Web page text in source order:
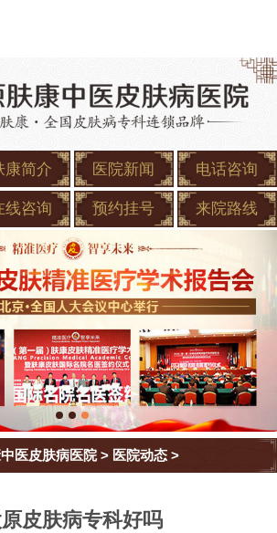
康简介 医院新闻 电话咨询
线咨询 预约挂号 来院路线
医皮肤病医院> 医院动态 >
皮肤病专科好吗